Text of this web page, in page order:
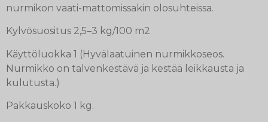
nurmikon vaati-mattomissakin olosuhteissa.
Kylvösuositus 2,5–3 kg/100 m2
Käyttöluokka 1 (Hyvälaatuinen nurmikkoseos.
Nurmikko on talvenkestävä ja kestää leikkausta ja
kulutusta.)
Pakkauskoko 1 kg.